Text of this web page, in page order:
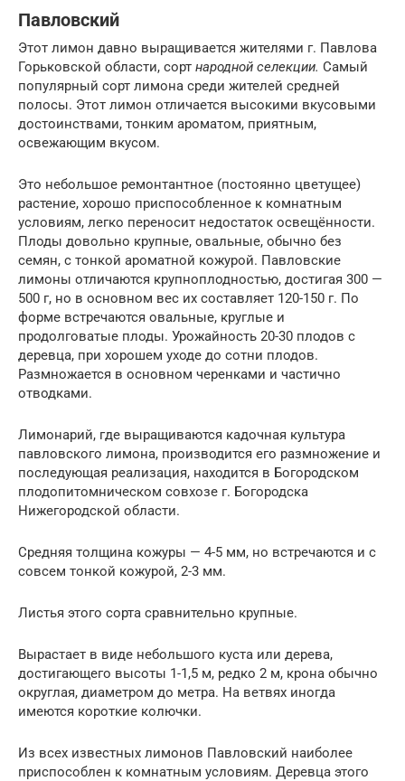
Павловский
Этот лимон давно выращивается жителями г. Павлова
Горьковской области, сорт народной селекции. Самый
популярный сорт лимона среди жителей средней
полосы. Этот лимон отличается высокими вкусовыми
достоинствами, тонким ароматом, приятным,
освежающим вкусом.
Это небольшое ремонтантное (постоянно цветущее)
растение, хорошо приспособленное к комнатным
условиям, легко переносит недостаток освещённости.
Плоды довольно крупные, овальные, обычно без
семян, с тонкой ароматной кожурой. Павловские
лимоны отличаются крупноплодностью, достигая 300 —
500 г, но в основном вес их составляет 120-150 г. По
форме встречаются овальные, круглые и
продолговатые плоды. Урожайность 20-30 плодов с
деревца, при хорошем уходе до сотни плодов.
Размножается в основном черенками и частично
отводками.
Лимонарий, где выращиваются кадочная культура
павловского лимона, производится его размножение и
последующая реализация, находится в Богородском
плодопитомническом совхозе г. Богородска
Нижегородской области.
Средняя толщина кожуры — 4-5 мм, но встречаются и с
совсем тонкой кожурой, 2-3 мм.
Листья этого сорта сравнительно крупные.
Вырастает в виде небольшого куста или дерева,
достигающего высоты 1-1,5 м, редко 2 м, крона обычно
округлая, диаметром до метра. На ветвях иногда
имеются короткие колючки.
Из всех известных лимонов Павловский наиболее
приспособлен к комнатным условиям. Деревца этого